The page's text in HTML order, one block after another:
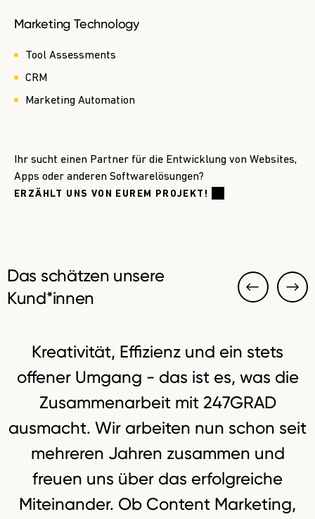
Marketing Technology
Tool Assessments
CRM
Marketing Automation
Ihr sucht einen Partner für die Entwicklung von Websites,
Apps oder anderen Softwarelösungen?
ERZÄHLT UNS VON EUREM PROJEKT!
Das schätzen unsere
Kund*innen
Kreativität, Effizienz und ein stets
offener Umgang - das ist es, was die
Zusammenarbeit mit 247GRAD
ausmacht. Wir arbeiten nun schon seit
mehreren Jahren zusammen und
freuen uns über das erfolgreiche
Miteinander. Ob Content Marketing,